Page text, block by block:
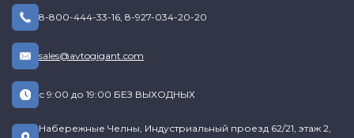
8-800-444-33-16, 8-927-034-20-20
sales@avtogigant.com
с 9:00 до 19:00 БЕЗ ВЫХОДНЫХ
Набережные Челны, Индустриальный проезд 62/21, этаж 2,